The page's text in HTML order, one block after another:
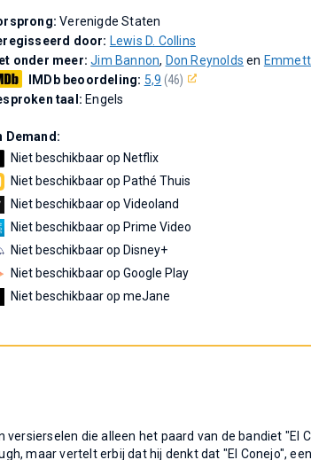
Verenigde Staten
door: Lewis D. Collins
onder meer:Jim Bannon, Don Reynolds en
IMDb beoordeling: 5,9 (46)
taal: Engels
Demand:
Niet beschikbaar op Netflix
Niet beschikbaar op Pathé Thuis
Niet beschikbaar op Videoland
Niet beschikbaar op Prime Video
Niet beschikbaar op Disney+
Niet beschikbaar op Google Play
Niet beschikbaar op meJane
die alleen het paard van de bandiet "El
maar vertelt erbij dat hij denkt dat "El Conejo",